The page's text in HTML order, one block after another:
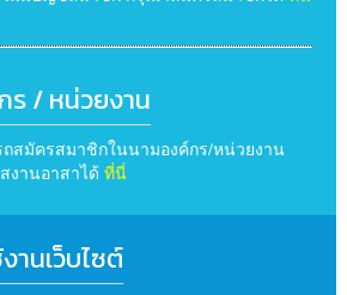
ร / หน่วยงาน
ถสมัครสมาชิกในนามองค์กร/หน่วยงาน
งานอาสาได้ ที่นี่
านเว็บไซต์